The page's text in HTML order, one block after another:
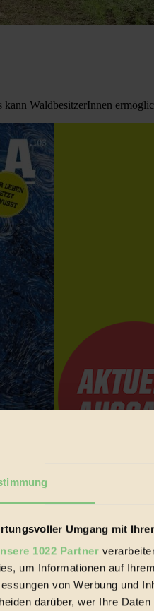
Umgang mit
1022 Partner
um Informationen auf
von Werbung und
darüber, wer Ihre
WaldbesitzerInnen
Ozean und seine
im Freilandhühnerbetrieb
sich in Mitteleuropa inziwschen
nach Entleerung voll wieder